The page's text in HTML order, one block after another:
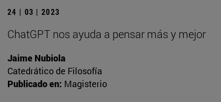
24 | 03 | 2023
ChatGPT nos ayuda a pensar más y mejor
Jaime Nubiola
Catedrático de Filosofía
Publicado en: Magisterio